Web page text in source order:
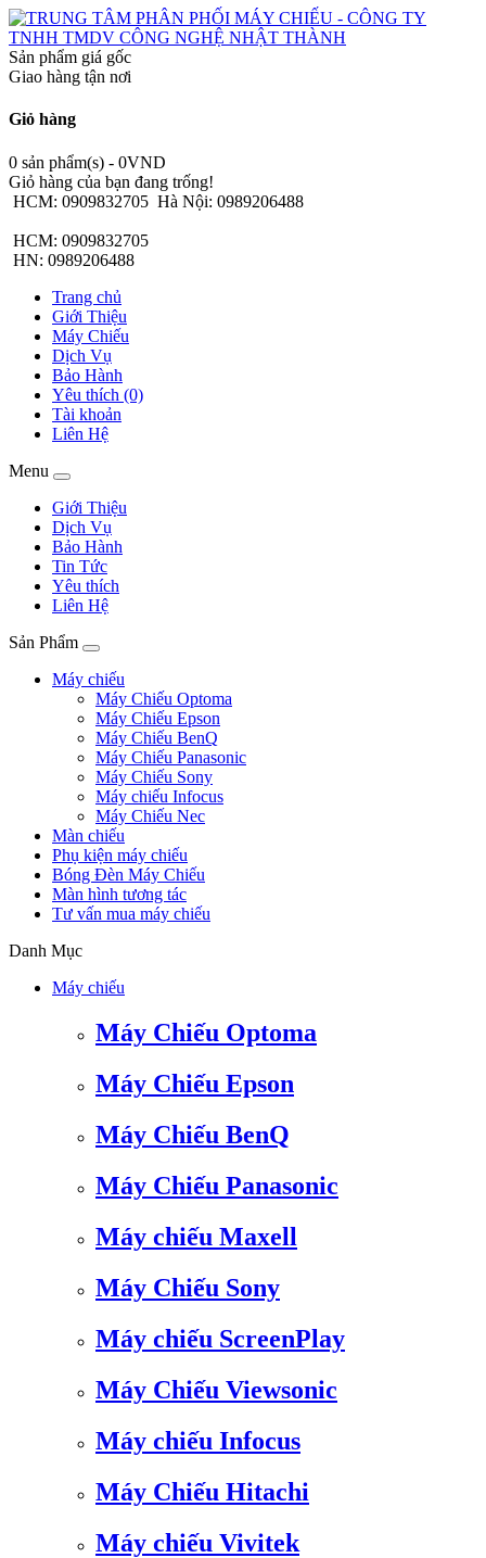
Sản phẩm giá gốc
Giao hàng tận nơi
Giỏ hàng
0 sản phẩm(s) - 0VND
Giỏ hàng của bạn đang trống!
HCM: 0909832705 Hà Nội: 0989206488
HCM: 0909832705
HN: 0989206488
Trang chủ
Giới Thiệu
Máy Chiếu
Dịch Vụ
Bảo Hành
Yêu thích (0)
Tài khoản
Liên Hệ
Menu
Giới Thiệu
Dịch Vụ
Bảo Hành
Tin Tức
Yêu thích
Liên Hệ
Sản Phẩm
Máy chiếu
Máy Chiếu Optoma
Máy Chiếu Epson
Máy Chiếu BenQ
Máy Chiếu Panasonic
Máy Chiếu Sony
Máy chiếu Infocus
Máy Chiếu Nec
Màn chiếu
Phụ kiện máy chiếu
Bóng Đèn Máy Chiếu
Màn hình tương tác
Tư vấn mua máy chiếu
Danh Mục
Máy chiếu
Máy Chiếu Optoma
Máy Chiếu Epson
Máy Chiếu BenQ
Máy Chiếu Panasonic
Máy chiếu Maxell
Máy Chiếu Sony
Máy chiếu ScreenPlay
Máy Chiếu Viewsonic
Máy chiếu Infocus
Máy Chiếu Hitachi
Máy chiếu Vivitek